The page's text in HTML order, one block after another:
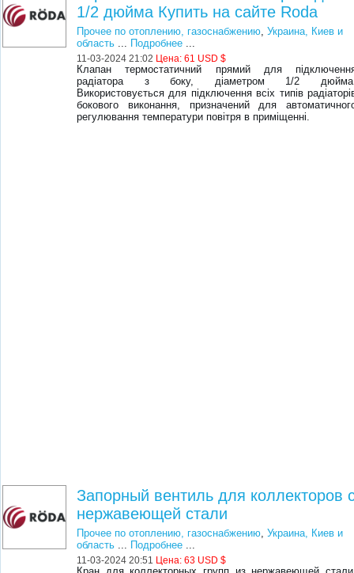
1/2 дюйма Купить на сайте Roda
Прочее по отоплению, газоснабжению,Украина, Киев и
область ... Подробнее ...
11-03-2024 21:02 Цена:61 USD $
Клапан термостатичний прямий для
радіатора з боку, діаметром 1/2
Використовується для підключення всіх типів
бокового виконання, призначений для
регулювання температури повітря в приміщенні.
Запорный вентиль для коллекторов
нержавеющей стали
Прочее по отоплению, газоснабжению,Украина, Киев и
область ... Подробнее ...
11-03-2024 20:51 Цена:63 USD $